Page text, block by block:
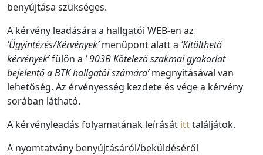
benyújtása szükséges.
A kérvény leadására a hallgatói WEB-en az
’Ügyintézés/Kérvények’ menüpont alatt a ’Kitölthető
kérvények’fülön a ’903B Kötelező szakmai gyakorlat
bejelentő a BTK hallgatói számára’ megnyitásával van
lehetőség. Az érvényesség kezdete és vége a kérvény
sorában látható.
A kérvényleadás folyamatának leírását itttaláljátok.
A nyomtatvány benyújtásáról/beküldéséről